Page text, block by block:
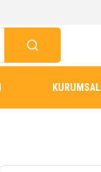
KURUMSAL